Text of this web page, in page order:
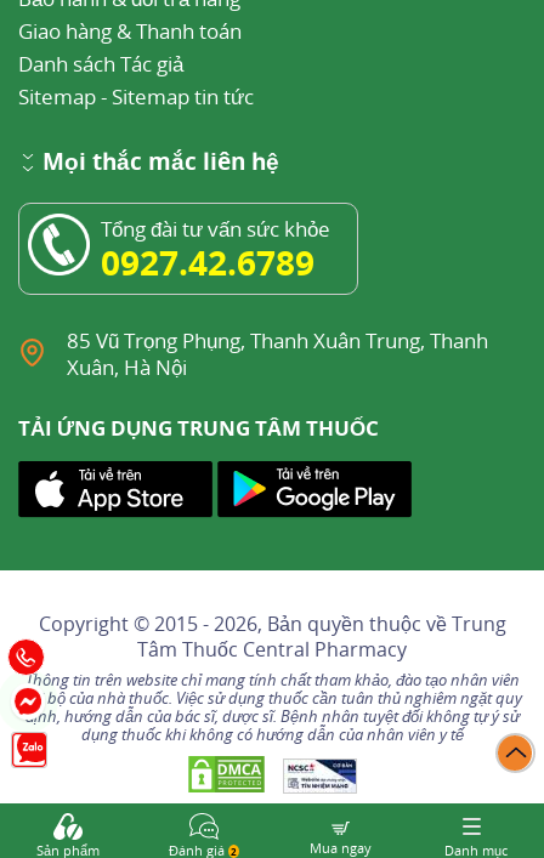
Giao hàng & Thanh toán
Danh sách Tác giả
Sitemap- Sitemap tin tức
Mọi thắc mắc liên hệ
Tổng đài tư vấn sức khỏe
0927.42.6789
85 Vũ Trọng Phụng, Thanh Xuân Trung, Thanh
Xuân, Hà Nội
TẢI ỨNG DỤNG TRUNG TÂM THUỐC
Copyright © 2015 - 2026, Bản quyền thuộc vềTrung
Tâm Thuốc Central Pharmacy
Thông tin trên website chỉ mang tính chất tham khảo, đào tạo nhân viên
nội bộ của nhà thuốc. Việc sử dụng thuốc cần tuân thủ nghiêm ngặt quy
định, hướng dẫn của bác sĩ, dược sĩ. Bệnh nhân tuyệt đối không tự ý sử
dụng thuốc khi không có hướng dẫn của nhân viên y tế
Sản phẩm Đánh giá 2 Mua ngay Danh mục